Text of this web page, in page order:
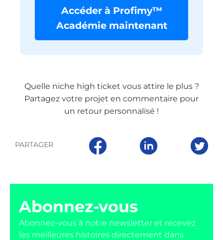
Accéder à Profimy™
Académie maintenant
Quelle niche high ticket vous attire le plus ?
Partagez votre projet en commentaire pour
un retour personnalisé !
PARTAGER
Abonnez-vous
Abonnez-vous à notre newsletter et recevez
les meilleures histoires directement dans